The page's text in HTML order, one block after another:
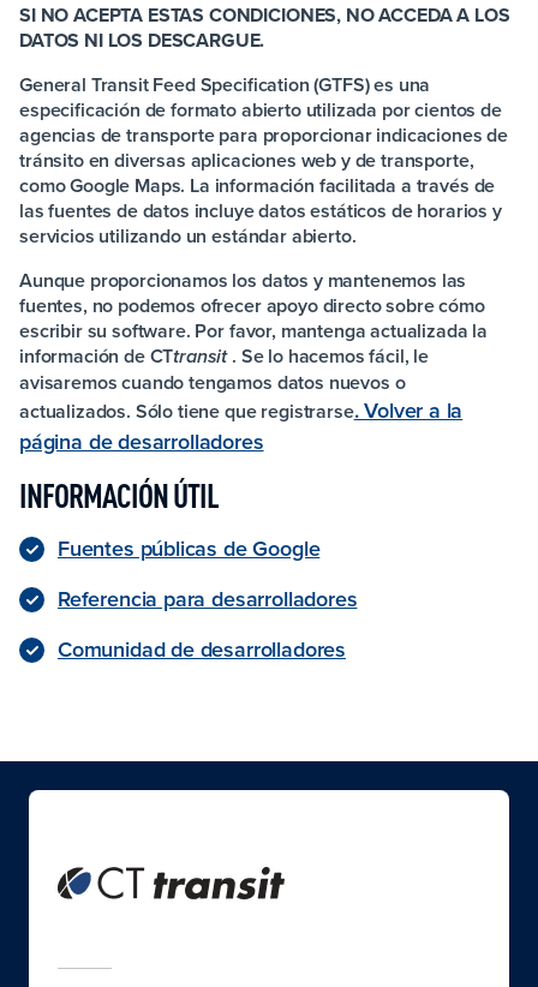
SI NO ACEPTA ESTAS CONDICIONES, NO ACCEDA A LOS
DATOS NI LOS DESCARGUE.
General Transit Feed Specification (GTFS) es una
especificación de formato abierto utilizada por cientos de
agencias de transporte para proporcionar indicaciones de
tránsito en diversas aplicaciones web y de transporte,
como Google Maps. La información facilitada a través de
las fuentes de datos incluye datos estáticos de horarios y
servicios utilizando un estándar abierto.
Aunque proporcionamos los datos y mantenemos las
fuentes, no podemos ofrecer apoyo directo sobre cómo
escribir su software. Por favor, mantenga actualizada la
información deCTtransit. Se lo hacemos fácil, le
avisaremos cuando tengamos datos nuevos o
actualizados. Sólo tiene que registrarse. Volver a la
página de desarrolladores
INFORMACIÓN ÚTIL
Fuentes públicas de Google
Referencia para desarrolladores
Comunidad de desarrolladores